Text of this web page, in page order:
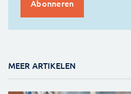
MEER ARTIKELEN